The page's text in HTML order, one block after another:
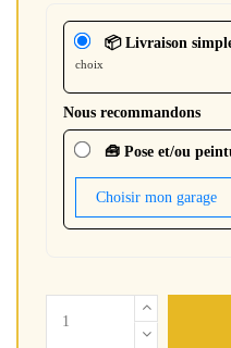
📦 Livraison
choix
Nous recommandons
🧰 Pose et/ou
Choisir mon garage